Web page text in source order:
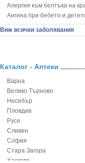
Алергия към белтъка на
Ангина при бебето и
Анемия при бебето и
Апетит - пълни деца
Бронхиална астма при
Варицела
Висока температура на
Възпаление на ушите на
Глисти
Грижа за пъпа на
Грип при бебето и детето
Гърч
Да отгледам и възпитам
Виж всички заболявания
Каталог - Аптеки
Варна
Велико Търново
Несебър
Пловдив
Русе
Сливен
София
Стара Загора
Хасково